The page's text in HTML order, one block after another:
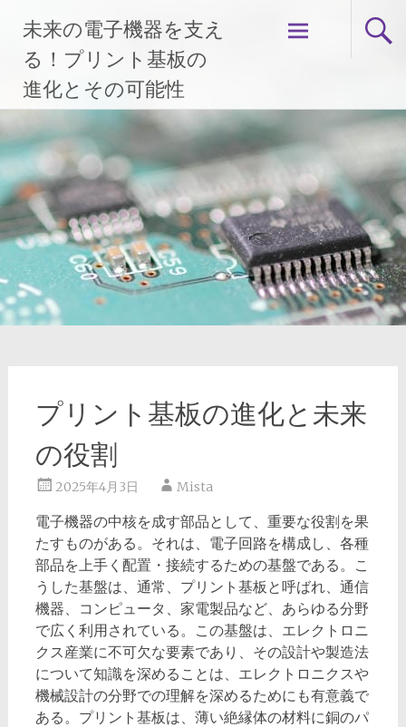
ス
キ
ッ
プ
未来の電子機器を支え
る！プリント基板の
進化とその可能性
プリント基板の進化と未来
の役割
2025年4月3日 Mista
電子機器の中核を成す部品として、重要な役割を果
たすものがある。 それは、電子回路を構成し、各種
部品を上手く配置・接続するための基盤である。こ
うした基盤は、通常、プリント基板と呼ばれ、通信
機器、コンピュータ、家電製品など、あらゆる分野
で広く利用されている。この基盤は、エレクトロニ
クス産業に不可欠な要素であり、その設計や製造法
について知識を深めることは、エレクトロニクスや
機械設計の分野での理解を深めるためにも有意義で
ある。プリント基板は、薄い絶縁体の材料に銅のパ